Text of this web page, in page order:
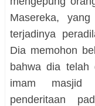
Masereka, yang
terjadinya
Dia memohon
bahwa dia telah
imam masjid
penderitaan